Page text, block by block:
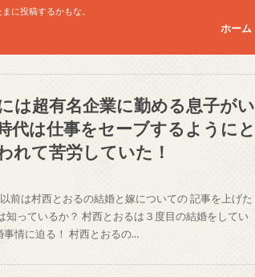
に投稿するかもな。
ホーム
は超有名企業に勤める息子がい
代は仕事をセーブするようにと
れて苦労していた！
前は村西とおるの結婚と嫁についての 記事を上げた
知っているか？ 村西とおるは３度目の結婚をしてい
事情に迫る！ 村西とおるの…